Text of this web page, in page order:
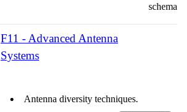
schema
F11 - Advanced Antenna
Systems
Antenna diversity techniques.